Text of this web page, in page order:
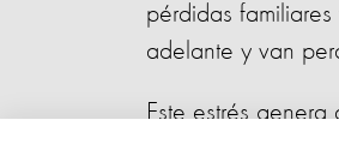
pérdidas
adelante y van
Este estrés